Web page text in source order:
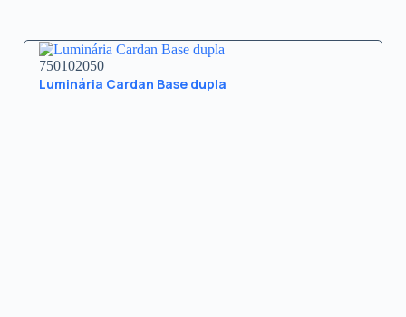
750102050
Luminária Cardan Base dupla